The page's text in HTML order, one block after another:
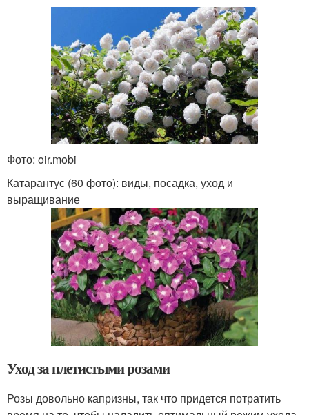
Фото: oir.mobi
Катарантус (60 фото): виды, посадка, уход и
выращивание
Уход за плетистыми розами
Розы довольно капризны, так что придется потратить